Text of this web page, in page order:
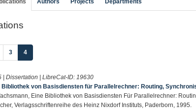
Authors Projects Departments
3 4(current)
| Dissertation | LibreCat-ID: 19630
Bibliothek von Basisdiensten für Parallelrechner: Routing,
Eine Bibliothek von Basisdiensten Für Parallelrechner:
Verlagsschriftenreihe des Heinz Nixdorf Instituts, Paderborn, 1995.